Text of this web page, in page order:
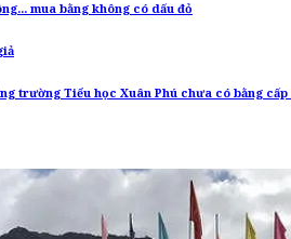
mua bằng không có dấu đỏ
trường Tiểu học Xuân Phú chưa có bằng cấp